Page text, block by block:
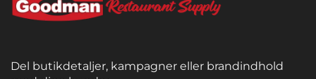
Del butikdetaljer, kampagner eller brandindhold